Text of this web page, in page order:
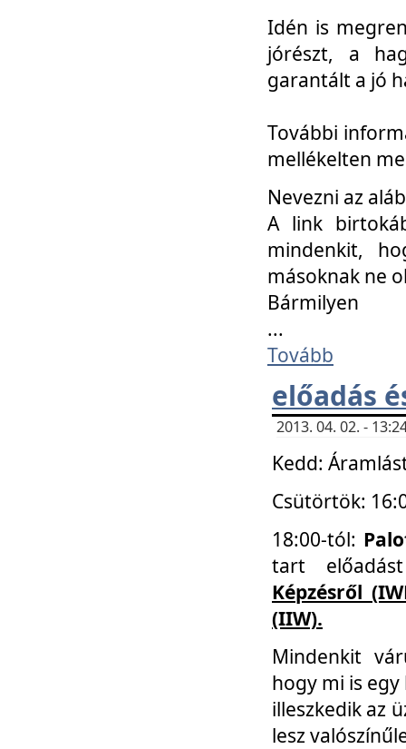
Idén is
jórészt, a
garantált a jó
További
mellékelten
Nevezni az
A link
mindenkit,
másoknak ne
Bármilyen
...
Tovább
előadás
2013. 04. 02. -
Kedd:
Csütörtök:
18:00-tól:
tart
Képzésről
(IIW).
Mindenkit
hogy mi is
illeszkedik az
lesz